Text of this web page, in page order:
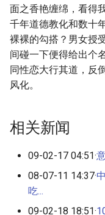
面之香艳缠绵，看得
千年道德教化和数十
裸裸的勾搭？男女授
间碰一下便得给出个
同性恋大行其道，反
风化。
相关新闻
09-02-17 04:51·
08-07-11 14:37·
吃...
09-02-18 18:51·